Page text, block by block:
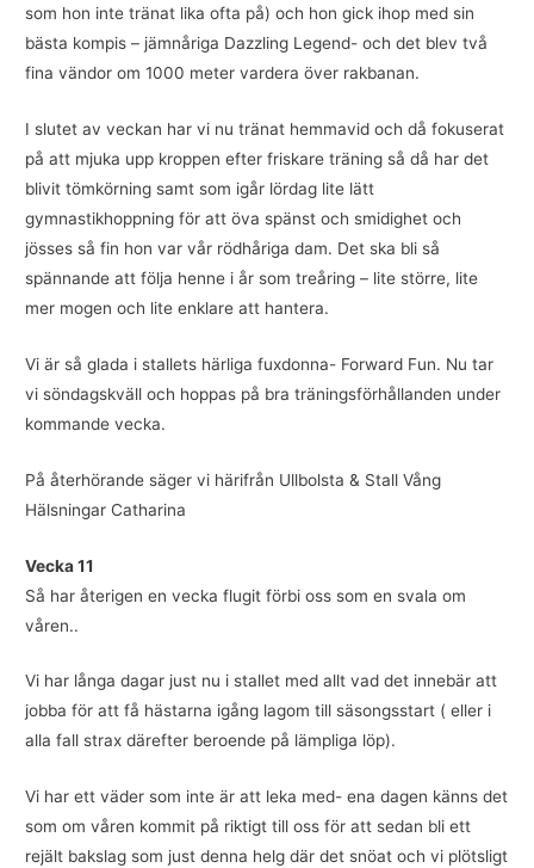
som hon inte tränat lika ofta på) och hon gick ihop med sin
bästa kompis – jämnåriga Dazzling Legend- och det blev två
fina vändor om 1000 meter vardera över rakbanan.
I slutet av veckan har vi nu tränat hemmavid och då fokuserat
på att mjuka upp kroppen efter friskare träning så då har det
blivit tömkörning samt som igår lördag lite lätt
gymnastikhoppning för att öva spänst och smidighet och
jösses så fin hon var vår rödhåriga dam. Det ska bli så
spännande att följa henne i år som treåring – lite större, lite
mer mogen och lite enklare att hantera.
Vi är så glada i stallets härliga fuxdonna- Forward Fun. Nu tar
vi söndagskväll och hoppas på bra träningsförhållanden under
kommande vecka.
På återhörande säger vi härifrån Ullbolsta & Stall Vång
Hälsningar Catharina
Vecka 11
Så har återigen en vecka flugit förbi oss som en svala om
våren..
Vi har långa dagar just nu i stallet med allt vad det innebär att
jobba för att få hästarna igång lagom till säsongsstart ( eller i
alla fall strax därefter beroende på lämpliga löp).
Vi har ett väder som inte är att leka med- ena dagen känns det
som om våren kommit på riktigt till oss för att sedan bli ett
rejält bakslag som just denna helg där det snöat och vi plötsligt